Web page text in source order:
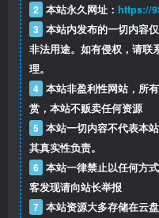
2 本站永久网址： https://
3 本站内发布的一切内容
非法用途。如有侵权，请联
理。
4 本站非盈利性网站，所
赏，本站不贩卖任何资源
5 本站一切内容不代表本
其真实性负责。
6 本站一律禁止以任何方
客发现请向站长举报
7 本站资源大多存储在云